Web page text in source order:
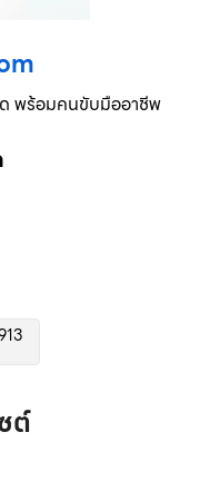
ด พร้อมคนขับมืออาชีพ
ต์